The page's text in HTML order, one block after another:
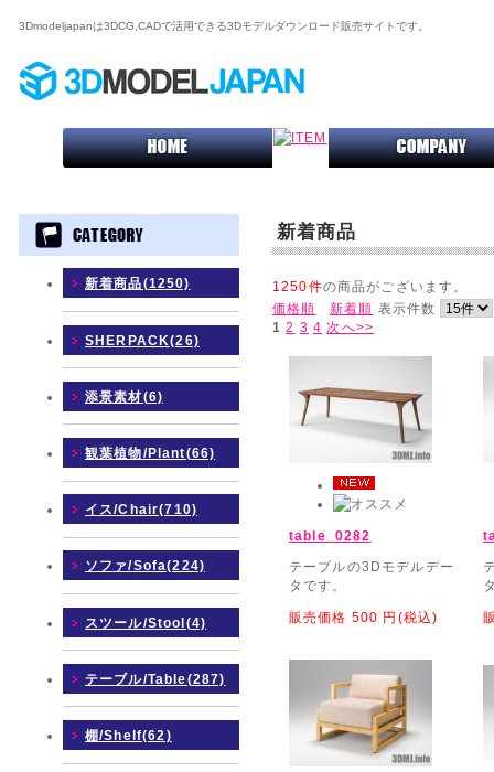
3Dmodeljapanは3DCG,CADで活用できる3Dモデルダウンロード販売サイトです。
新着商品(1250)
SHERPACK(26)
添景素材(6)
観葉植物/Plant(66)
イス/Chair(710)
ソファ/Sofa(224)
スツール/Stool(4)
テーブル/Table(287)
棚/Shelf(62)
新着商品
1250件の商品がございます。
価格順
新着順 表示件数
1 2 3 4 次へ>>
table_0282
テーブルの3Dモデルデー
タです。
販売価格 500 円(税込)